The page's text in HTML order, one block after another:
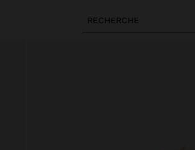
RECHERCHE